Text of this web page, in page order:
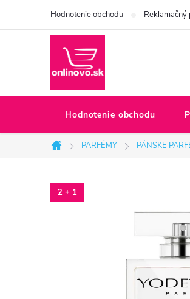
Hodnotenie obchodu
Hodnotenie obchodu
Domov
PARFÉMY PÁNSKE
2 + 1